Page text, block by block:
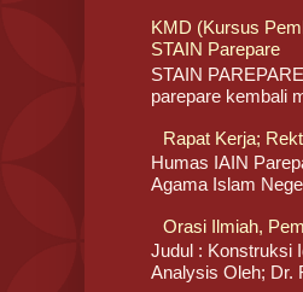
KMD (Kursus
STAIN Parepare
STAIN
parepare kembali
Rapat Kerja;
Humas IAIN
Agama Islam
Orasi Ilmiah,
Judul : Konstruksi
Analysis Oleh; Dr.